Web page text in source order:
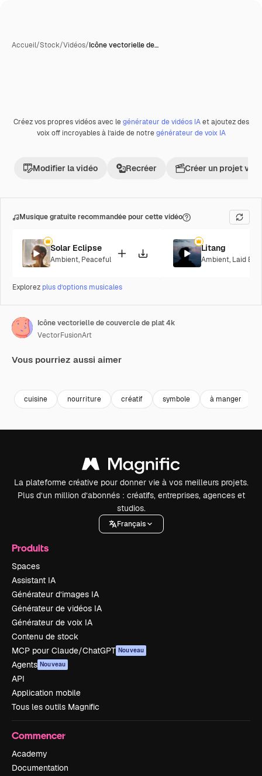
Accueil/Stock/Vidéos/Icône vectorielle de…
PremiumGénérée par l’IA
Créez vos propres vidéos avec legénérateur de vidéos IAet ajoutez des
voix off incroyables à l’aide de notregénérateur de voix IA
Modifier la vidéo Recréer Créer un projet
Musique gratuite recommandée pour cette vidéo
Solar Eclipse
Ambient, Peaceful
Litang
Ambient, Laid
Explorez plus d’options musicales
Icône vectorielle de couvercle de plat 4k
VectorFusionArt
Vous pourriez aussi aimer
cuisine nourriture créatif symbole à manger
La plateforme créative pour donner vie à vos meilleurs projets.
Plus d’un million d’abonnés : créatifs, entreprises, agences et
studios.
Français
Produits
Spaces
Assistant IA
Générateur d’images IA
Générateur de vidéos IA
Générateur de voix IA
Contenu de stock
MCP pour Claude/ChatGPT Nouveau
Agents Nouveau
API
Application mobile
Tous les outils Magnific
Commencer
Academy
Documentation